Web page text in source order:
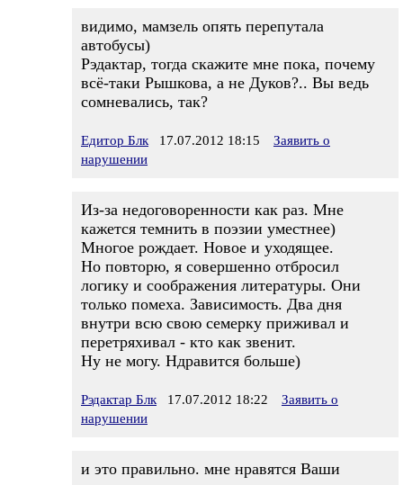
видимо, мамзель опять перепутала
автобусы)
Рэдактар, тогда скажите мне пока, почему
всё-таки Рышкова, а не Дуков?.. Вы ведь
сомневались, так?
Едитор Блк 17.07.2012 18:15
Заявить о
нарушении
Из-за недоговоренности как раз. Мне
кажется темнить в поэзии уместнее)
Многое рождает. Новое и уходящее.
Но повторю, я совершенно отбросил
логику и соображения литературы. Они
только помеха. Зависимость. Два дня
внутри всю свою семерку приживал и
перетряхивал - кто как звенит.
Ну не могу. Ндравится больше)
Рэдактар Блк 17.07.2012 18:22
Заявить о
нарушении
и это правильно. мне нравятся Ваши